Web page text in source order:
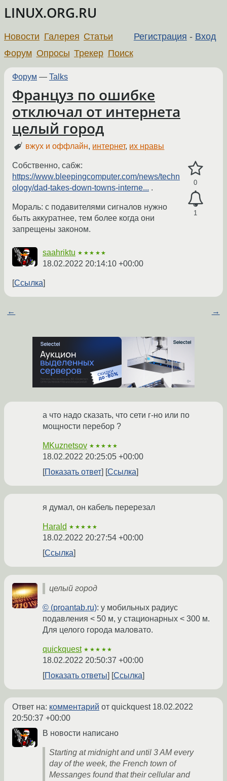
LINUX.ORG.RU
Регистрация - Вход
Новости Галерея Статьи
Форум Опросы Трекер Поиск
Форум — Talks
Француз по ошибке
отключал от интернета
целый город
вжух и оффлайн, интернет, их нравы
0
1
Собственно, сабж:
https://www.bleepingcomputer.com/news/techn
ology/dad-takes-down-towns-interne... .
Мораль: с подавителями сигналов нужно
быть аккуратнее, тем более когда они
запрещены законом.
saahriktu ★★★★★
18.02.2022 20:14:10 +00:00
Ссылка
← →
а что надо сказать, что сети г-но или по
мощности перебор ?
MKuznetsov ★★★★★
18.02.2022 20:25:05 +00:00
Показать ответ
Ссылка
я думал, он кабель перерезал
Harald ★★★★★
18.02.2022 20:27:54 +00:00
Ссылка
целый город
© (proantab.ru): у мобильных радиус
подавления < 50 м, у стационарных < 300 м.
Для целого города маловато.
quickquest ★★★★★
18.02.2022 20:50:37 +00:00
Показать ответы
Ссылка
Ответ на: комментарий от quickquest 18.02.2022
20:50:37 +00:00
В новости написано
Starting at midnight and until 3 AM every
day of the week, the French town of
Messanges found that their cellular and